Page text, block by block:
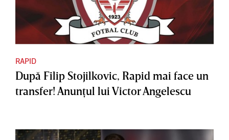
RAPID
După Filip Stojilkovic, Rapid mai face un
transfer! Anunţul lui Victor Angelescu